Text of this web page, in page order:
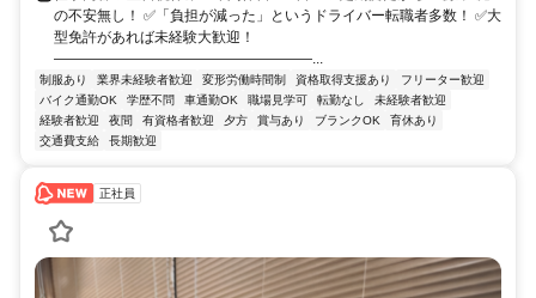
の不安無し！ ✅「負担が減った」というドライバー転職者多数！ ✅大
型免許があれば未経験大歓迎！
――――――――――――――――――...
制服あり 業界未経験者歓迎 変形労働時間制 資格取得支援あり
フリーター歓迎
バイク通勤OK
学歴不問 車通勤OK 職場見学可 転勤なし
未経験者歓迎
経験者歓迎
夜間 有資格者歓迎 夕方 賞与あり ブランクOK
育休あり
交通費支給
長期歓迎
正社員